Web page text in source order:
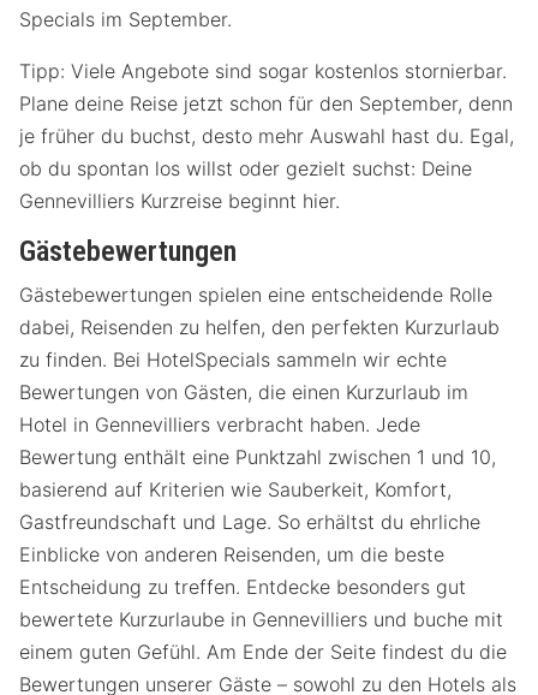
Specials im September.
Tipp: Viele Angebote sind sogar kostenlos stornierbar.
Plane deine Reise jetzt schon für den September, denn
je früher du buchst, desto mehr Auswahl hast du. Egal,
ob du spontan los willst oder gezielt suchst: Deine
Gennevilliers Kurzreise beginnt hier.
Gästebewertungen
Gästebewertungen spielen eine entscheidende Rolle
dabei, Reisenden zu helfen, den perfekten Kurzurlaub
zu finden. Bei HotelSpecials sammeln wir echte
Bewertungen von Gästen, die einen Kurzurlaub im
Hotel in Gennevilliers verbracht haben. Jede
Bewertung enthält eine Punktzahl zwischen 1 und 10,
basierend auf Kriterien wie Sauberkeit, Komfort,
Gastfreundschaft und Lage. So erhältst du ehrliche
Einblicke von anderen Reisenden, um die beste
Entscheidung zu treffen. Entdecke besonders gut
bewertete Kurzurlaube in Gennevilliers und buche mit
einem guten Gefühl. Am Ende der Seite findest du die
Bewertungen unserer Gäste – sowohl zu den Hotels als